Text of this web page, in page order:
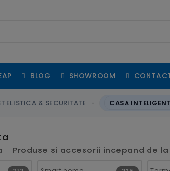
BLOG SHOWROOM
& SECURITATE CASA
- Produse si accesorii incepand de la